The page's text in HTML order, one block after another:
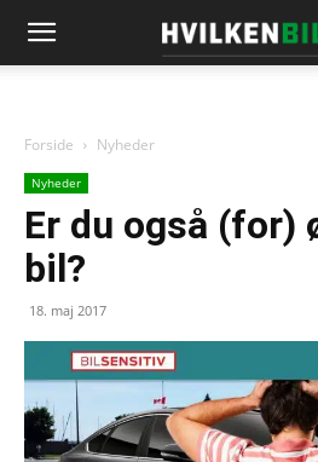
Forside Nyheder
Nyheder
Er du også (for)
bil?
18. maj 2017